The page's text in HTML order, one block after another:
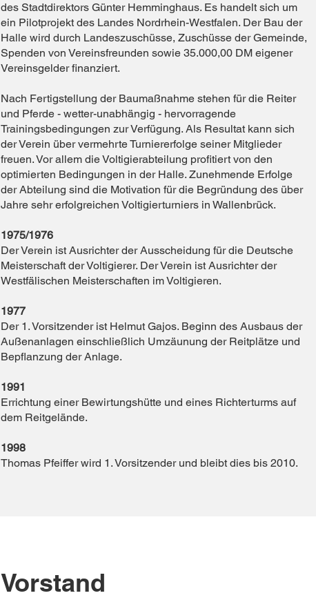
des Stadtdirektors Günter Hemminghaus. Es handelt sich um
ein Pilotprojekt des Landes Nordrhein-Westfalen. Der Bau der
Halle wird durch Landeszuschüsse, Zuschüsse der Gemeinde,
Spenden von Vereinsfreunden sowie 35.000,00 DM eigener
Vereinsgelder finanziert.
Nach Fertigstellung der Baumaßnahme stehen für die Reiter
und Pferde - wetter-unabhängig - hervorragende
Trainingsbedingungen zur Verfügung. Als Resultat kann sich
der Verein über vermehrte Turniererfolge seiner Mitglieder
freuen. Vor allem die Voltigierabteilung profitiert von den
optimierten Bedingungen in der Halle. Zunehmende Erfolge
der Abteilung sind die Motivation für die Begründung des über
Jahre sehr erfolgreichen Voltigierturniers in Wallenbrück.
1975/1976
Der Verein ist Ausrichter der Ausscheidung für die Deutsche
Meisterschaft der Voltigierer. Der Verein ist Ausrichter der
Westfälischen Meisterschaften im Voltigieren.
1977
Der 1. Vorsitzender ist Helmut Gajos. Beginn des Ausbaus der
Außenanlagen einschließlich Umzäunung der Reitplätze und
Bepflanzung der Anlage.
1991
Errichtung einer Bewirtungshütte und eines Richterturms auf
dem Reitgelände.
1998
Thomas Pfeiffer wird 1. Vorsitzender und bleibt dies bis 2010.
Vorstand